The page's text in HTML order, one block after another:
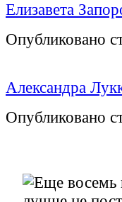
Елизавета
Опубликовано
Александра
Опубликовано